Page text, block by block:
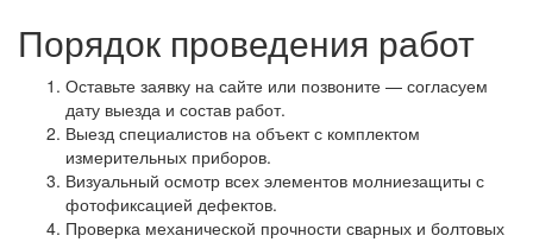
Порядок проведения работ
Оставьте заявку на сайте или позвоните — согласуем
дату выезда и состав работ.
Выезд специалистов на объект с комплектом
измерительных приборов.
Визуальный осмотр всех элементов молниезащиты с
фотофиксацией дефектов.
Проверка механической прочности сварных и болтовых